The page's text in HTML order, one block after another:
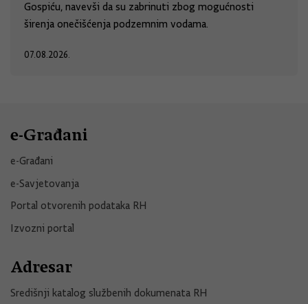
Gospiću, navevši da su zabrinuti zbog mogućnosti
širenja onečišćenja podzemnim vodama.
07.08.2026.
e-Građani
e-Građani
e-Savjetovanja
Portal otvorenih podataka RH
Izvozni portal
Adresar
Središnji katalog službenih dokumenata RH